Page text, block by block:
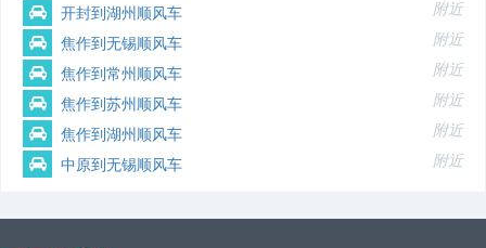
开封到湖州顺风车 附近
焦作到无锡顺风车 附近
焦作到常州顺风车 附近
焦作到苏州顺风车 附近
焦作到湖州顺风车 附近
中原到无锡顺风车 附近